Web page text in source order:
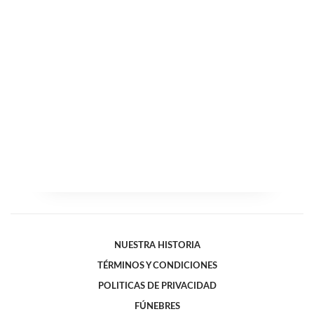
NUESTRA HISTORIA
TÉRMINOS Y CONDICIONES
POLITICAS DE PRIVACIDAD
FÚNEBRES